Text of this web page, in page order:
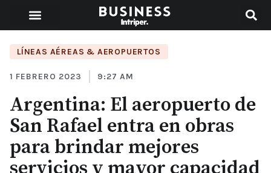
LÍNEAS AÉREAS & AEROPUERTOS
1 FEBRERO 2023 9:27 AM
Argentina: El aeropuerto de
San Rafael entra en obras
para brindar mejores